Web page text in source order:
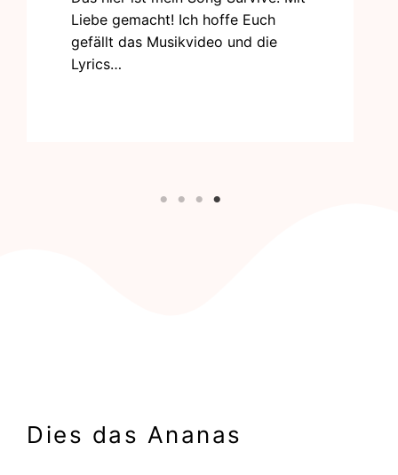
Liebe gemacht! Ich hoffe Euch
gefällt das Musikvideo und die
Lyrics…
Dies das Ananas